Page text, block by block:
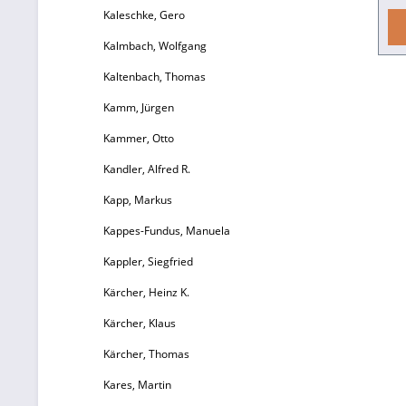
Kaleschke, Gero
Kalmbach, Wolfgang
Kaltenbach, Thomas
Kamm, Jürgen
Kammer, Otto
Kandler, Alfred R.
Kapp, Markus
Kappes-Fundus, Manuela
Kappler, Siegfried
Kärcher, Heinz K.
Kärcher, Klaus
Kärcher, Thomas
Kares, Martin